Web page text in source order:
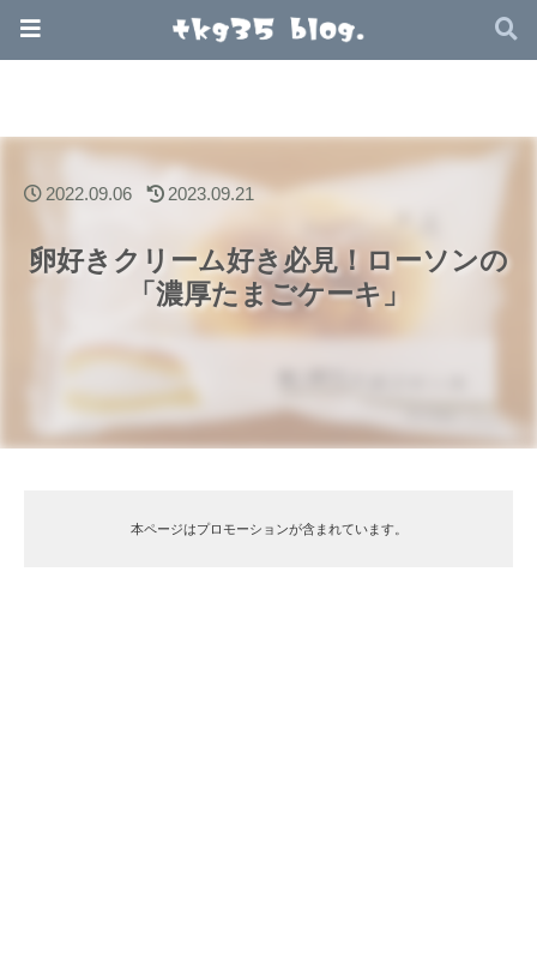
卵好きクリーム好き必見！ローソンの
「濃厚たまごケーキ」
2022.09.06 2023.09.21
本ページはプロモーションが含まれています。